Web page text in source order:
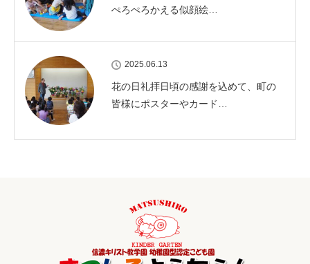
ぺろぺろかえる似顔絵…
2025.06.13
花の日礼拝日頃の感謝を込めて、町の
皆様にポスターやカード…